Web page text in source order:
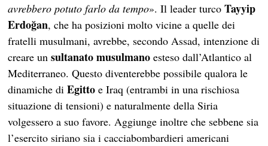
avrebbero potuto farlo da tempo». Il leader turcoTayyip
Erdoğan, che ha posizioni molto vicine a quelle dei
fratelli musulmani, avrebbe, secondo Assad, intenzione di
creare unsultanato musulmano esteso dall’Atlantico al
Mediterraneo. Questo diventerebbe possibile qualora le
dinamiche diEgitto e Iraq (entrambi in una rischiosa
situazione di tensioni) e naturalmente della Siria
volgessero a suo favore. Aggiunge inoltre che sebbene sia
l’esercito siriano sia i cacciabombardieri americani